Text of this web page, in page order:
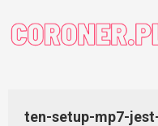
content
ten-setup-mp7-